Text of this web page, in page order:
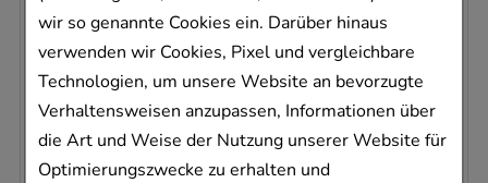
wir so genannte Cookies ein. Darüber hinaus
verwenden wir Cookies, Pixel und vergleichbare
Technologien, um unsere Website an bevorzugte
Verhaltensweisen anzupassen, Informationen über
die Art und Weise der Nutzung unserer Website für
Optimierungszwecke zu erhalten und
Dr. August Wolff GmbH & Co. KG Arzneimittel
50g
Gel
02587860
Sofort lieferbar